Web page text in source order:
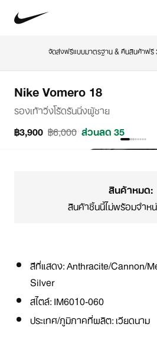
จัดส่งฟรีแบบมาตรฐาน & คืนสินค้าฟรี
Nike Vomero 18
รองเท้าวิ่งโร้ดรันนิ่งผู้ชาย
฿3,900 ฿6,000 ส่วนลด 35
สินค้าหมด:
สินค้าชิ้นนี้ไม่พร้อมจำห
สีที่แสดง:Anthracite/Cannon/
Silver
สไตล์:IM6010-060
ประเทศ/ภูมิภาคที่ผลิต: เวียดนาม